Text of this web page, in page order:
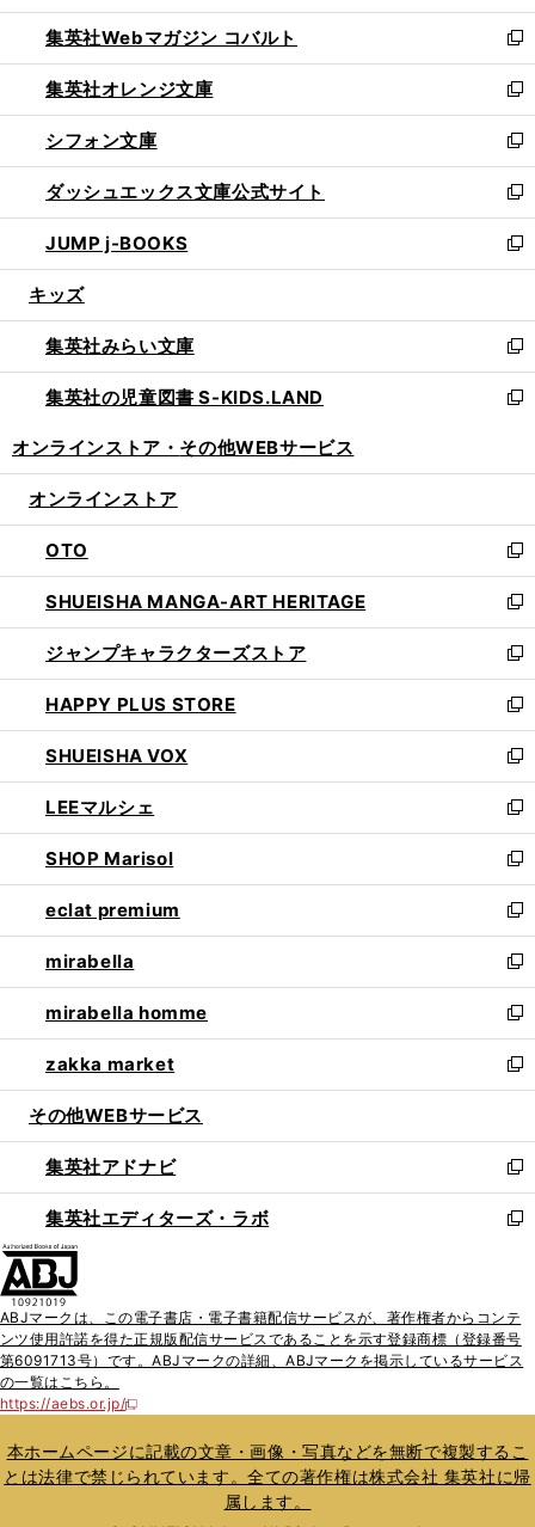
開
く
ウ
で
開
く
ン
ド
ウ
で
開
く
ウ
ィ
ン
ド
ウ
で
開
く
集英社Webマガジン コバルト
新
し
い
ウ
ィ
ン
ド
ウ
で
開
集英社オレンジ文庫
新
し
い
ウ
ィ
ン
ド
ウ
開
く
シフォン文庫
新
し
い
ウ
ィ
ン
ウ
で
開
く
ダッシュエックス文庫公式サイト
新
し
い
ウ
ン
ド
ウ
で
JUMP j-BOOKS
新
し
ウ
ィ
ン
ド
開
キッズ
集英社みらい文庫
新
し
い
ン
ウ
で
開
く
集英社の児童図書 S-KIDS.LAND
新
ウ
ン
ド
ウ
で
開
く
オンラインストア・ その他WEBサービス
オンラインストア
OTO
新
し
い
ウ
ィ
ン
ド
ウ
で
開
く
SHUEISHA MANGA-ART HERITAGE
新
し
い
ウ
ィ
ン
ド
ウ
で
開
く
ジャンプキャラクターズストア
新
し
い
ウ
ィ
ン
ド
ウ
で
開
く
HAPPY PLUS STORE
新
し
い
ウ
ィ
ン
ド
ウ
で
開
く
SHUEISHA VOX
新
し
い
ウ
ィ
ン
ド
ウ
で
開
く
LEEマルシェ
新
し
い
ウ
ィ
ン
ド
ウ
で
開
く
SHOP Marisol
新
し
い
ウ
ィ
ン
ド
ウ
で
開
eclat premium
新
し
い
ウ
ィ
ン
ド
ウ
開
く
mirabella
新
し
い
ウ
ィ
ン
ウ
で
開
く
mirabella homme
新
し
い
ウ
ン
ド
ウ
で
zakka market
新
し
ウ
ィ
ン
ド
く
その他WEBサービス
集英社アドナビ
新
し
い
ド
ウ
で
集英社エディターズ・ラボ
新
ィ
ン
ド
開
く
ABJマークは、この電子書店・電子書籍配信サービスが、著作権者からコンテ
ンツ使用許諾を得た正規版配信サービスであることを示す登録商標（登録番号
第6091713号）です。ABJマークの詳細、ABJマークを掲示しているサービス
の一覧はこちら。
https://aebs.or.jp/
新
い
ウ
ィ
本ホームページに記載の文章・画像・写真などを無断で複製するこ
とは法律で禁じられています。全ての著作権は株式会社 集英社に帰
属します。